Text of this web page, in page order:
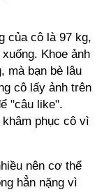
của cô là 97 kg,
Khoe ảnh
mà bạn bè lâu
cô lấy ảnh trên
"câu like".
phục cô vì
nên cơ thể
hẳn nặng vì